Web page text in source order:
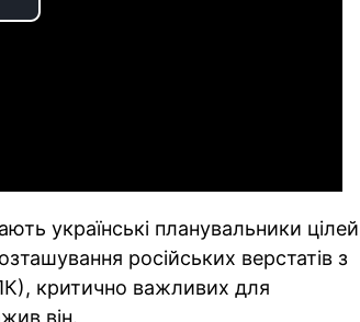
українські планувальники цілей
російських верстатів з
критично важливих для
він.